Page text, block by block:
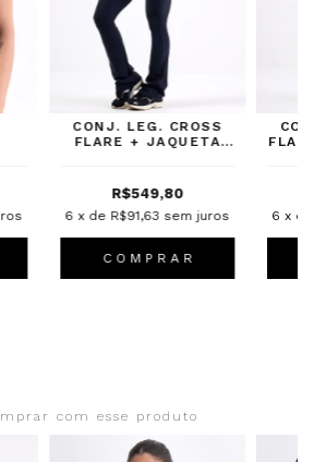
CONJ. LEG. CROSS
FLARE + JAQUETA
R$549,80
6 x de R$91,63 sem juros
C O M P R A R
6 x
com esse produto